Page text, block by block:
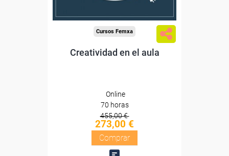
Cursos Femxa
Creatividad en el aula
Online
70 horas
455,00 €
273,00 €
Comprar